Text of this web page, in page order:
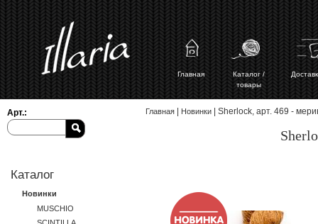
Главная
Каталог /
товары
Арт.:
Каталог
Новинки
MUSCHIO
Вы здесь
Главная Новинки | Sherlock, арт. 469 -